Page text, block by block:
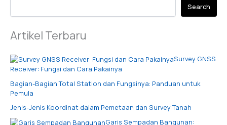
Search
Artikel Terbaru
Survey GNSS
Receiver: Fungsi dan Cara Pakainya
Bagian-Bagian Total Station dan Fungsinya: Panduan untuk
Pemula
Jenis-Jenis Koordinat dalam Pemetaan dan Survey Tanah
Garis Sempadan Bangunan: